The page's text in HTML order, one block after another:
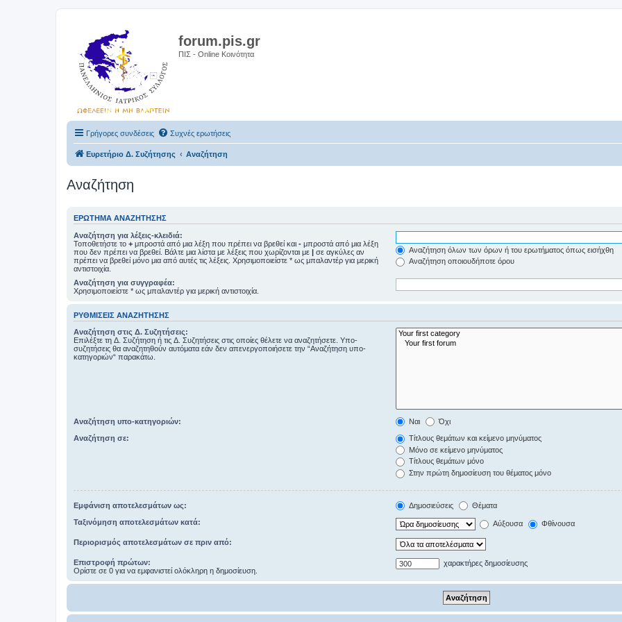
forum.pis.gr
ΠΙΣ - Online Κοινότητα
Γρήγορες συνδέσεις Συχνές ερωτήσεις
Ευρετήριο Δ. Συζήτησης Αναζήτηση
Αναζήτηση
ΕΡΏΤΗΜΑ ΑΝΑΖΉΤΗΣΗΣ
Αναζήτηση για λέξεις-κλειδιά:
Τοποθετήστε το + μπροστά από μια λέξη που πρέπει να βρεθεί και - μπροστά από μια λέξη
που δεν πρέπει να βρεθεί. Βάλτε μια λίστα με λέξεις που χωρίζονται με | σε αγκύλες αν
πρέπει να βρεθεί μόνο μια από αυτές τις λέξεις. Χρησιμοποιείστε * ως μπαλαντέρ για μερική
αντιστοιχία.
Αναζήτηση όλων των όρων ή του ερωτήματος όπως εισήχθη
Αναζήτηση οποιουδήποτε όρου
Αναζήτηση για συγγραφέα:
Χρησιμοποιείστε * ως μπαλαντέρ για μερική αντιστοιχία.
ΡΥΘΜΊΣΕΙΣ ΑΝΑΖΉΤΗΣΗΣ
Αναζήτηση στις Δ. Συζητήσεις:
Επιλέξτε τη Δ. Συζήτηση ή τις Δ. Συζητήσεις στις οποίες θέλετε να αναζητήσετε. Υπο-
συζητήσεις θα αναζητηθούν αυτόματα εάν δεν απενεργοποιήσετε την “Αναζήτηση υπο-
κατηγοριών“ παρακάτω.
Αναζήτηση υπο-κατηγοριών: Ναι Όχι
Αναζήτηση σε:
Τίτλους θεμάτων και κείμενο μηνύματος
Μόνο σε κείμενο μηνύματος
Τίτλους θεμάτων μόνο
Στην πρώτη δημοσίευση του θέματος μόνο
Εμφάνιση αποτελεσμάτων ως: Δημοσιεύσεις Θέματα
Ταξινόμηση αποτελεσμάτων κατά: Αύξουσα Φθίνουσα
Περιορισμός αποτελεσμάτων σε πριν από:
Επιστροφή πρώτων:
Ορίστε σε 0 για να εμφανιστεί ολόκληρη η δημοσίευση.
χαρακτήρες δημοσίευσης